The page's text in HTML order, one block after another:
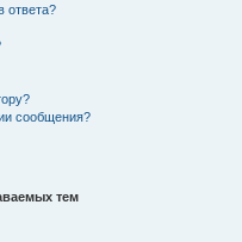
ответа?
сообщения?
тем